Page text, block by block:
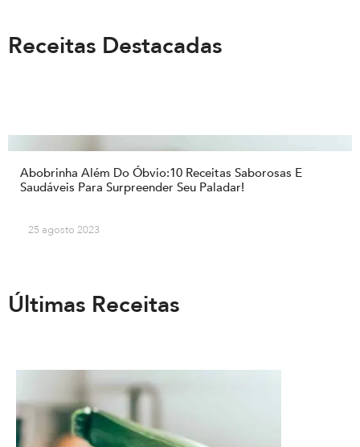
Receitas Destacadas
Abobrinha Além Do Óbvio:10 Receitas Saborosas E
Saudáveis Para Surpreender Seu Paladar!
25 agosto 2023
Últimas Receitas